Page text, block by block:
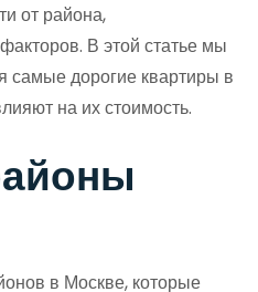
от района,
В этой статье мы
самые дорогие квартиры в
на их стоимость.
в Москве, которые